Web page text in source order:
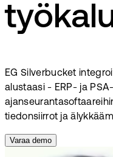
EG Silverbucket
alustaasi - ERP- ja
tiedonsiirrot ja
Varaa demo